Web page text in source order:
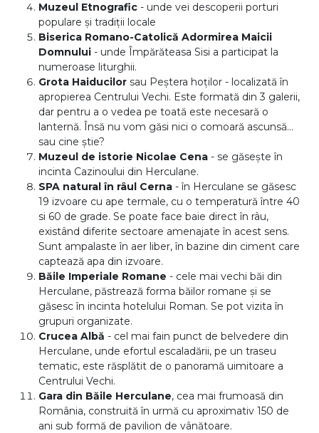
Muzeul Etnografic - unde vei descoperii porturi
populare și tradiții locale
Biserica Romano-Catolică Adormirea Maicii
Domnului - unde Împărăteasa Sisi a participat la
numeroase liturghii.
Grota Haiducilor sau Peștera hoților - localizată în
apropierea Centrului Vechi. Este formată din 3 galerii,
dar pentru a o vedea pe toată este necesară o
lanternă. Însă nu vom găsi nici o comoară ascunsă…
sau cine știe?
Muzeul de istorie Nicolae Cena - se găsește în
incinta Cazinoului din Herculane.
SPA natural în râul Cerna - în Herculane se găsesc
19 izvoare cu ape termale, cu o temperatură între 40
si 60 de grade. Se poate face baie direct în râu,
existând diferite sectoare amenajate în acest sens.
Sunt ampalaste în aer liber, în bazine din ciment care
captează apa din izvoare.
Băile Imperiale Romane - cele mai vechi băi din
Herculane, păstrează forma băilor romane și se
găsesc în incinta hotelului Roman. Se pot vizita în
grupuri organizate.
Crucea Albă - cel mai fain punct de belvedere din
Herculane, unde efortul escaladării, pe un traseu
tematic, este răsplătit de o panoramă uimitoare a
Centrului Vechi.
Gara din Băile Herculane, cea mai frumoasă din
România, construită în urmă cu aproximativ 150 de
ani sub formă de pavilion de vânătoare.